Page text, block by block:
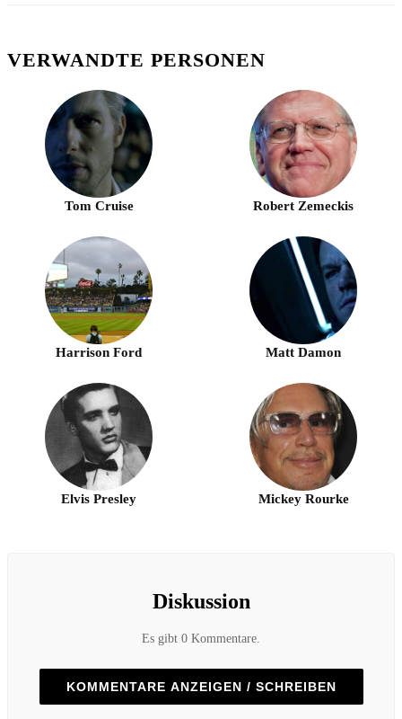
VERWANDTE PERSONEN
Tom Cruise Robert Zemeckis
Harrison Ford Matt Damon
Elvis Presley Mickey Rourke
Diskussion
Es gibt 0 Kommentare.
KOMMENTARE ANZEIGEN / SCHREIBEN